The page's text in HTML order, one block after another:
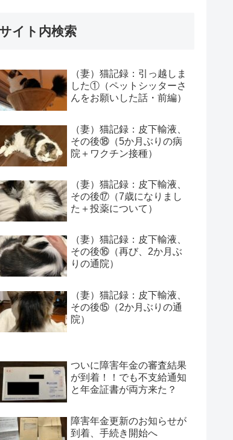
サイト内検索
（妻）猫記録：引っ越しま
した①（ペットシッターさ
んをお願いした話・前編）
（妻）猫記録：皮下輸液、
その後⑱（5か月ぶりの病
院＋ワクチン接種）
（妻）猫記録：皮下輸液、
その後⑰（7歳になりまし
た＋投薬について）
（妻）猫記録：皮下輸液、
その後⑯（再び、2か月ぶ
りの通院）
（妻）猫記録：皮下輸液、
その後⑮（2か月ぶりの通
院）
ついに障害年金の審査結果
が到着！！でも不支給通知
と年金証書が両方来た？
障害年金更新のお知らせが
到着、手続き開始へ